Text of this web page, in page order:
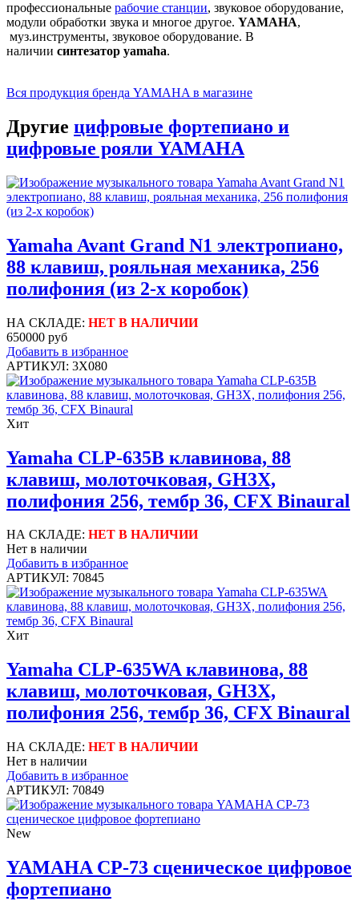
профессиональные рабочие станции, звуковое оборудование,
модули обработки звука и многое другое. YAMAHA,
муз.инструменты, звуковое оборудование. В
наличии синтезатор yamaha.
Вся продукция бренда YAMAHA в магазине
Другие цифровые фортепиано и
цифровые рояли YAMAHA
Yamaha Avant Grand N1 электропиано,
88 клавиш, рояльная механика, 256
полифония (из 2-х коробок)
НА СКЛАДЕ: НЕТ В НАЛИЧИИ
650000 руб
Добавить в избранное
АРТИКУЛ: 3X080
Хит
Yamaha CLP-635B клавинова, 88
клавиш, молоточковая, GH3X,
полифония 256, тембр 36, CFX Binaural
НА СКЛАДЕ: НЕТ В НАЛИЧИИ
Нет в наличии
Добавить в избранное
АРТИКУЛ: 70845
Хит
Yamaha CLP-635WA клавинова, 88
клавиш, молоточковая, GH3X,
полифония 256, тембр 36, CFX Binaural
НА СКЛАДЕ: НЕТ В НАЛИЧИИ
Нет в наличии
Добавить в избранное
АРТИКУЛ: 70849
New
YAMAHA CP-73 cценическое цифровое
фортепиано